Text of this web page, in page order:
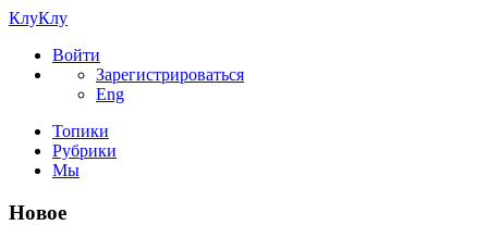
КлуКлу
Войти
Зарегистрироваться
Eng
Топики
Рубрики
Мы
Новое